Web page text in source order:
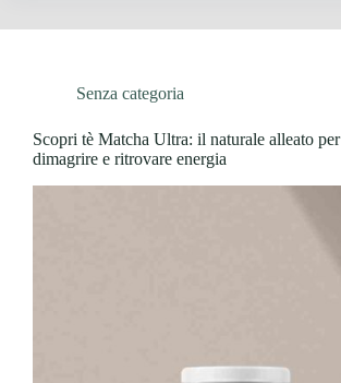
Senza categoria
Scopri tè Matcha Ultra: il naturale alleato per
dimagrire e ritrovare energia